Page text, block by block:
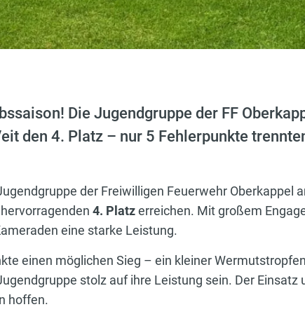
Die Jugendgruppe der FF
den 4. Platz – nur 5 Fehlerpunkte
der Freiwilligen Feuerwehr Oberkappel
4. Platzerreichen. Mit großem
eine starke Leistung.
einen möglichen Sieg – ein kleiner
stolz auf ihre Leistung sein. Der
hoffen.